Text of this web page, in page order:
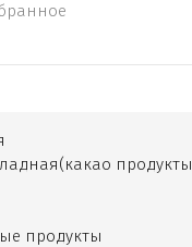
продукты
продукты